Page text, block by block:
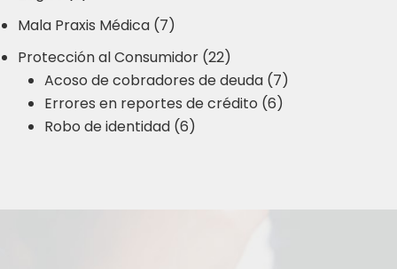
Mala Praxis Médica (7)
Protección al Consumidor (22)
Acoso de cobradores de deuda (7)
Errores en reportes de crédito (6)
Robo de identidad (6)